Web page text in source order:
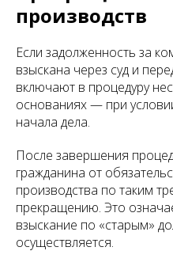
производств
Если задолженность за
взыскана через суд и
включают в процедуру
основаниях — при
начала дела.
После завершения
гражданина от
производства по таким
прекращению. Это
взыскание по «старым»
осуществляется.